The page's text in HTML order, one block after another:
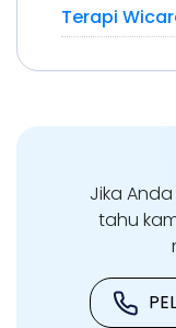
Terapi
Jika
tahu